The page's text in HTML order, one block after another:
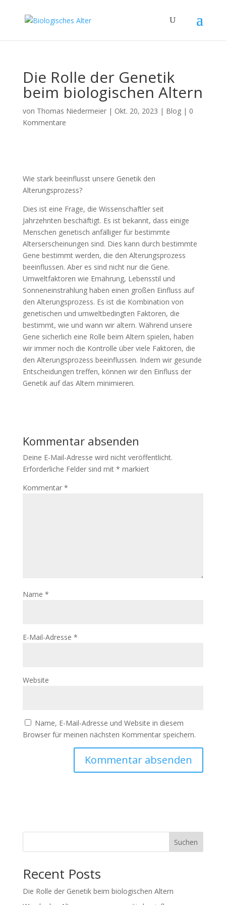
Die Rolle der Genetik
beim biologischen Altern
von Thomas Niedermeier| Okt. 20, 2023 | Blog| 0
Kommentare
Wie stark beeinflusst unsere Genetik den
Alterungsprozess?
Dies ist eine Frage, die Wissenschaftler seit
Jahrzehnten beschäftigt. Es ist bekannt, dass einige
Menschen genetisch anfälliger für bestimmte
Alterserscheinungen sind. Dies kann durch bestimmte
Gene bestimmt werden, die den Alterungsprozess
beeinflussen. Aber es sind nicht nur die Gene.
Umweltfaktoren wie Ernährung, Lebensstil und
Sonneneinstrahlung haben einen großen Einfluss auf
den Alterungsprozess. Es ist die Kombination von
genetischen und umweltbedingten Faktoren, die
bestimmt, wie und wann wir altern. Während unsere
Gene sicherlich eine Rolle beim Altern spielen, haben
wir immer noch die Kontrolle über viele Faktoren, die
den Alterungsprozess beeinflussen. Indem wir gesunde
Entscheidungen treffen, können wir den Einfluss der
Genetik auf das Altern minimieren.
Kommentar absenden
Deine E-Mail-Adresse wird nicht veröffentlicht.
Erforderliche Felder sind mit * markiert
Kommentar *
Name *
E-Mail-Adresse *
Website
Name, E-Mail-Adresse und Website in diesem
Browser für meinen nächsten Kommentar speichern.
Suchen
Recent Posts
Die Rolle der Genetik beim biologischen Altern